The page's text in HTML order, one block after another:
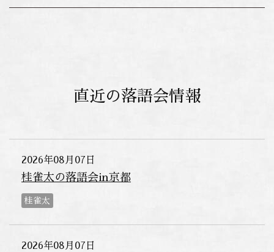
直近の落語会情報
2026年08月07日
桂雀太の落語会in京都
桂雀太
2026年08月07日